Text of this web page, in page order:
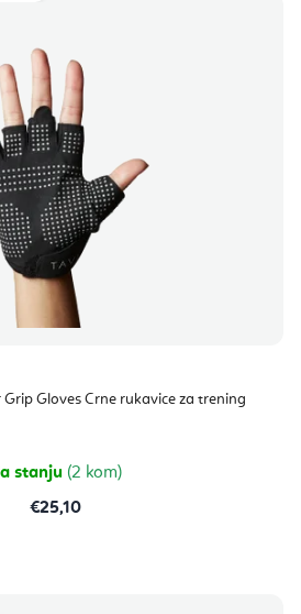
Grip Gloves Crne rukavice za trening
stanju (2 kom)
€25,10